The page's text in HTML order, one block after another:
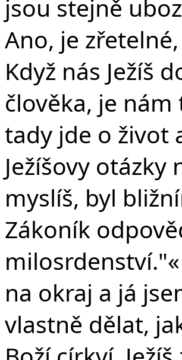
jsou stejně
Ano, je
Když nás Ježíš
člověka, je nám
tady jde o život
Ježíšovy otázky
myslíš, byl
Zákoník
na okraj a já
vlastně dělat,